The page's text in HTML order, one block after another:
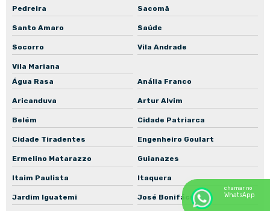
Manutenção de motores WEG
Rebobinamento de motores em São Paulo
Rebobinamento de motores industriais
Recuperação de bombas centrífugas industriais
Recuperação de motores elétricos industriais
Reforma de motores elétricos industriais
Reparo de bombas industriais
Assistência técnica de motores industriais
Manutenção de motores para mineração
Pedreira Sacomã
Santo Amaro Saúde
Socorro Vila Andrade
Vila Mariana
Água Rasa
Anália Franco
Aricanduva Artur Alvim
Belém Cidade Patriarca
Cidade Tiradentes Engenheiro Goulart
Ermelino Matarazzo Guianazes
Itaim Paulista Itaquera
Jardim Iguatemi José Bonifácio
chamar no
WhatsApp